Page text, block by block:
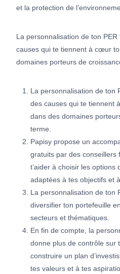
et la protection de
La personnalisation de ton
causes qui te tiennent à cœur
domaines porteurs de
La personnalisation de ton
des causes qui te tiennent
dans des domaines
terme.
Papisy propose un
gratuits par des conseillers
t’aider à choisir les options
adaptées à tes objectifs et
La personnalisation de ton
diversifier ton portefeuille
secteurs et thématiques.
En fin de compte, la
donne plus de contrôle sur
construire un plan
tes valeurs et à tes